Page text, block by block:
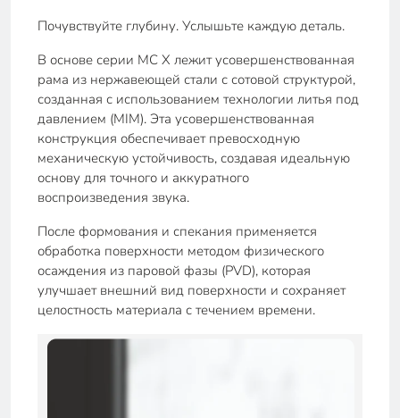
Почувствуйте глубину. Услышьте каждую деталь.
В основе серии MC X лежит усовершенствованная
рама из нержавеющей стали с сотовой структурой,
созданная с использованием технологии литья под
давлением (MIM). Эта усовершенствованная
конструкция обеспечивает превосходную
механическую устойчивость, создавая идеальную
основу для точного и аккуратного
воспроизведения звука.
После формования и спекания применяется
обработка поверхности методом физического
осаждения из паровой фазы (PVD), которая
улучшает внешний вид поверхности и сохраняет
целостность материала с течением времени.